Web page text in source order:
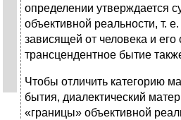
определении утверждается
объективной реальности, т.
зависящей от человека и
трансцендентное бытие
Чтобы отличить категорию
бытия, диалектический
«границы» объективной